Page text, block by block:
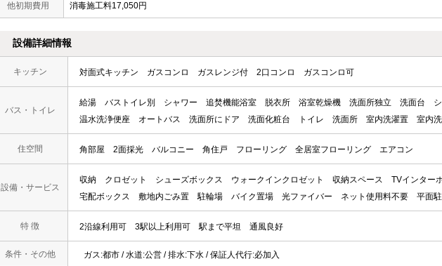
他初期費用 消毒施工料17,050円
設備詳細情報
キッチン 対面式キッチン ガスコンロ ガスレンジ付 2口コンロ ガスコンロ可
バス・トイレ
給湯 バストイレ別 シャワー 追焚機能浴室 脱衣所 浴室乾燥機 洗面所独立 洗面台
温水洗浄便座
オートバス 洗面所にドア 洗面化粧台 トイレ 洗面所 室内洗濯置 室内
住空間 角部屋 2面採光 バルコニー 角住戸 フローリング 全居室フローリング エアコン
設備・サービス
収納 クロゼット シューズボックス ウォークインクロゼット 収納スペース TVインター
宅配ボックス
敷地内ごみ置 駐輪場 バイク置場 光ファイバー ネット使用料不要 平面
特 徴 2沿線利用可 3駅以上利用可 駅まで平坦 通風良好
条件・その他 ガス:都市 / 水道:公営 / 排水:下水 / 保証人代行:必加入